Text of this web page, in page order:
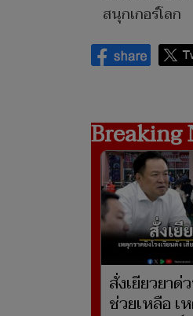
สนุกเกอร์โลก
Breaking
สั่งเยียวยาด่
ช่วยเหลือ เ